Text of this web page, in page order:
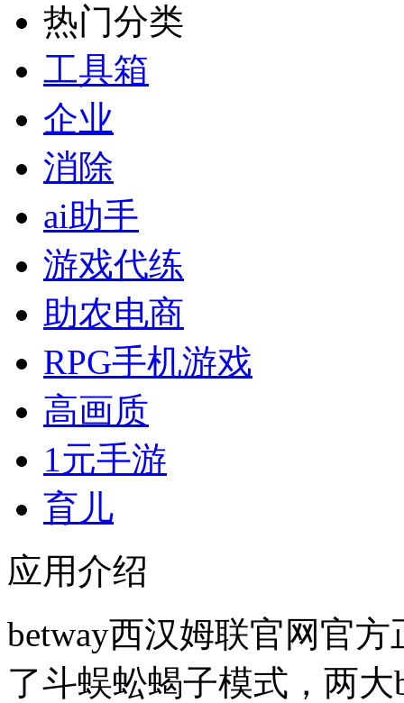
热门分类
工具箱
企业
消除
ai助手
游戏代练
助农电商
RPG手机游戏
高画质
1元手游
育儿
应用介绍
betway西汉姆联官网官
了斗蜈蚣蝎子模式，两